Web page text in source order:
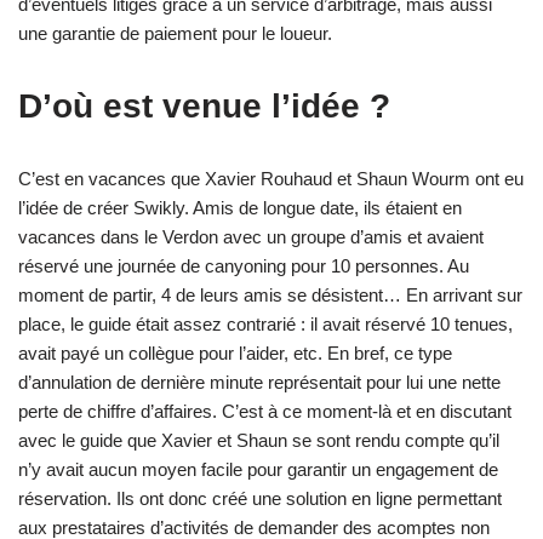
d’éventuels litiges grâce à un service d’arbitrage, mais aussi
une garantie de paiement pour le loueur.
D’où est venue l’idée ?
C’est en vacances que Xavier Rouhaud et Shaun Wourm ont eu
l’idée de créer Swikly. Amis de longue date, ils étaient en
vacances dans le Verdon avec un groupe d’amis et avaient
réservé une journée de canyoning pour 10 personnes. Au
moment de partir, 4 de leurs amis se désistent… En arrivant sur
place, le guide était assez contrarié : il avait réservé 10 tenues,
avait payé un collègue pour l’aider, etc. En bref, ce type
d’annulation de dernière minute représentait pour lui une nette
perte de chiffre d’affaires. C’est à ce moment-là et en discutant
avec le guide que Xavier et Shaun se sont rendu compte qu’il
n’y avait aucun moyen facile pour garantir un engagement de
réservation. Ils ont donc créé une solution en ligne permettant
aux prestataires d’activités de demander des acomptes non